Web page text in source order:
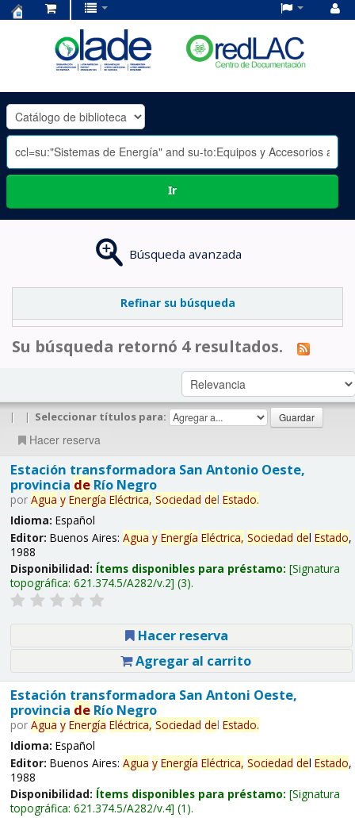
OLADE
-
Ir
Búsqueda avanzada
Refinar su búsqueda
Su búsqueda retornó 4 resultados.
| | Seleccionar títulos para:
Hacer reserva
Estación transformadora San Antonio Oeste,
provincia deRío Negro
por Agua y Energía Eléctrica, Sociedad del Estado.
Idioma: Español
Editor: Buenos Aires: Agua y Energía Eléctrica, Sociedad del Estado,
1988
Disponibilidad: Ítems disponibles para préstamo: Signatura
topográfica: 621.374.5/A282/v.2 (3).
Hacer reserva
Agregar al carrito
Estación transformadora San Antoni Oeste,
provincia deRío Negro
por Agua y Energía Eléctrica, Sociedad del Estado.
Idioma: Español
Editor: Buenos Aires: Agua y Energía Eléctrica, Sociedad del Estado,
1988
Disponibilidad: Ítems disponibles para préstamo: Signatura
topográfica: 621.374.5/A282/v.4 (1).